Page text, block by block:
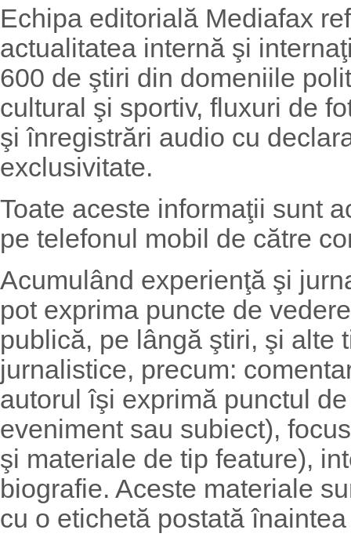
Echipa editorială Mediafax
actualitatea internă şi
600 de ştiri din domeniile
cultural şi sportiv, fluxuri de
şi înregistrări audio cu
exclusivitate.
Toate aceste informaţii sunt
pe telefonul mobil de către
Acumulând experienţă şi
pot exprima puncte de
publică, pe lângă ştiri, şi alte
jurnalistice, precum:
autorul îşi exprimă punctul
eveniment sau subiect),
şi materiale de tip feature),
biografie. Aceste materiale
cu o etichetă postată